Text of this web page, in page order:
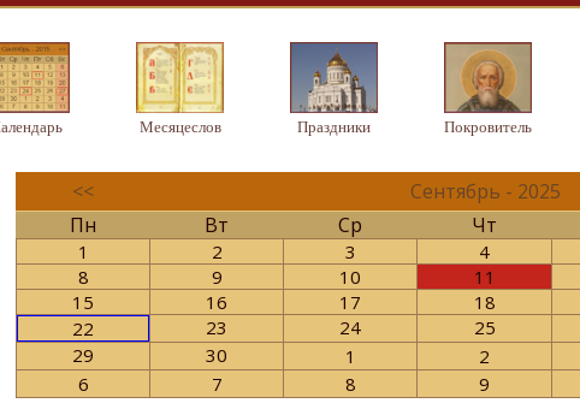
Месяцеслов Праздники Покровитель
<<
Сентябрь - 2025
Пн
Вт Ср Чт
1 2 3
4
8
9 10
11
15
16 17
18
22
23 24
25
29
30 1
2
6
7 8 9